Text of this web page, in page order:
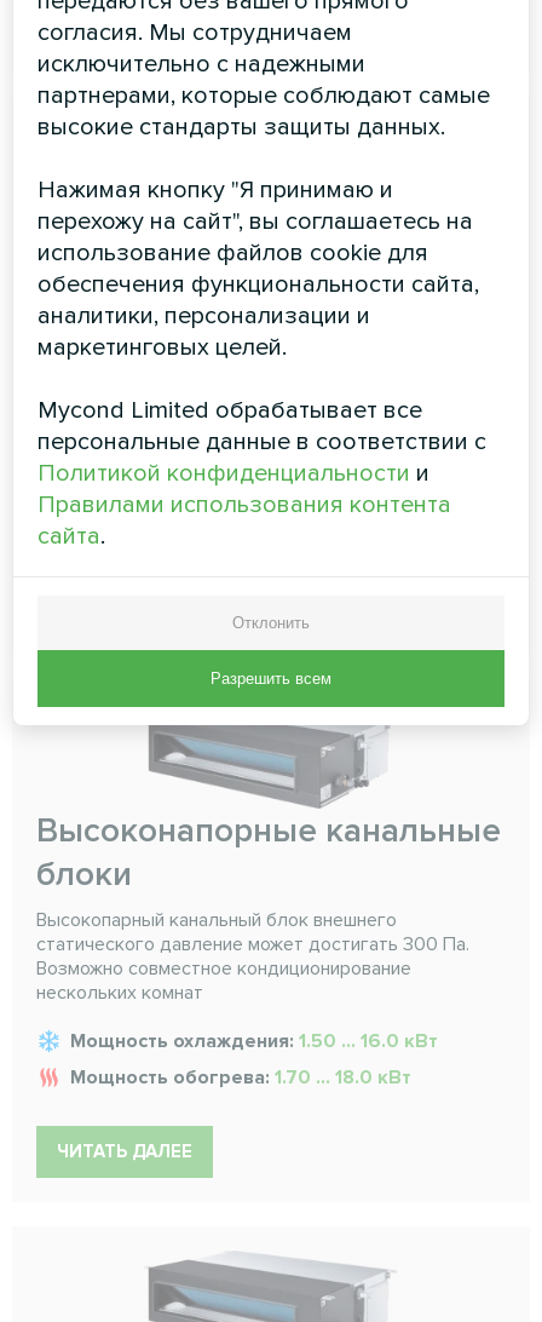
ЧИТАТЬ ДАЛЕЕ
Консольный
Элегантные компактные консольные блоки
обеспечивают комфорт в доме или офисе
Мощность охлаждения:
Мощность обогрева:
Высоконапорные канальные
блоки
Высокопарный канальный блок внешнего
статического давление может достигать 300 Па.
Возможно совместное кондиционирование
нескольких комнат
Мощность охлаждения: 1.50 ... 16.0 кВт
Мощность обогрева: 1.70 ... 18.0 кВт
ЧИТАТЬ ДАЛЕЕ
согласия. Мы сотрудничаем
исключительно с надежными
партнерами, которые соблюдают самые
высокие стандарты защиты данных.
Нажимая кнопку "Я принимаю и
перехожу на сайт", вы соглашаетесь на
использование файлов cookie для
обеспечения функциональности сайта,
аналитики, персонализации и
маркетинговых целей.
Mycond Limited обрабатывает все
персональные данные в соответствии с
Политикой конфиденциальности и
Правилами использования контента
сайта.
Отклонить
Разрешить всем